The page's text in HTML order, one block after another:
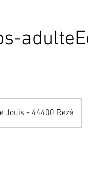
Jouis - 44400 Rezé